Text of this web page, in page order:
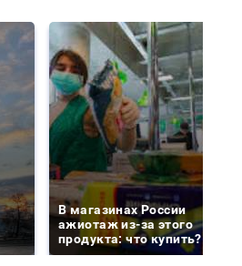
В магазинах России
ажиотаж из-за этого
продукта: что купить?